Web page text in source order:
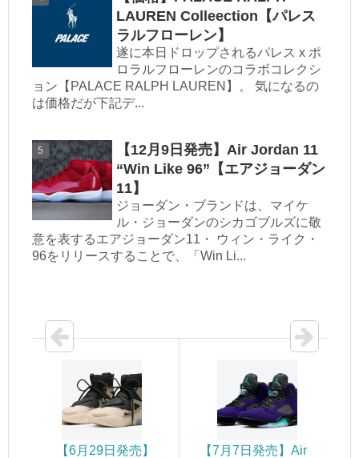
LAUREN Colleection【パレス
ラルフローレン】
遂に本日ドロップされるパレス x ポ
ロラルフローレンのコラボコレクシ
ョン【PALACE RALPH LAUREN】。 気になるの
は価格だが下記デ...
【12月9日発売】Air Jordan 11
“Win Like 96”【エアジョーダン
11】
ジョーダン・ブランドは、マイケ
ル・ジョーダンのシカゴブルズに敬
意を表するエアジョーダン11・ ウィン・ライク・
96をリリースすることで、「Win Li...
【6月29日発売】
【7月7日発売】Air